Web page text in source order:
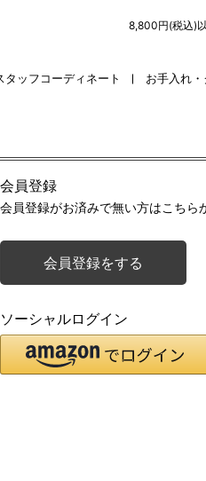
8,800円(税込)
タッフコーディネート お手入れ
会員登録
会員登録がお済みで無い方はこちら
会員登録をする
ソーシャルログイン